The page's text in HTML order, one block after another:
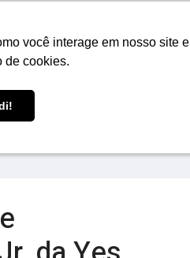
você interage em nosso site
de cookies.
LOGÍSTICA